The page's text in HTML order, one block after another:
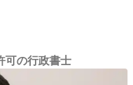
可の行政書士